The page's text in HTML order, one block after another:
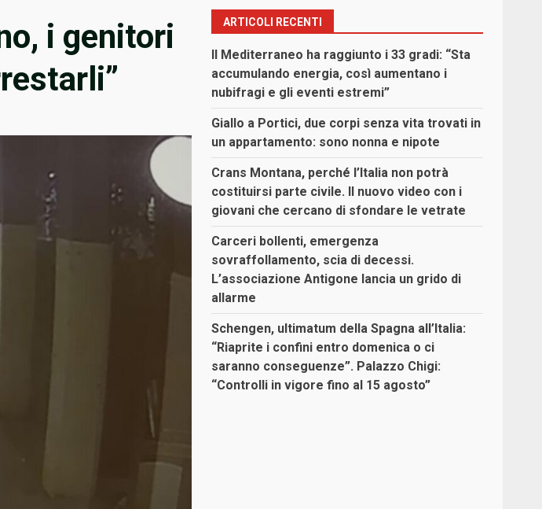
i genitori
ARTICOLI RECENTI
Il Mediterraneo ha raggiunto i 33 gradi: “Sta
accumulando energia, così aumentano i
nubifragi e gli eventi estremi”
Giallo a Portici, due corpi senza vita trovati in
un appartamento: sono nonna e nipote
Crans Montana, perché l’Italia non potrà
costituirsi parte civile. Il nuovo video con i
giovani che cercano di sfondare le vetrate
Carceri bollenti, emergenza
sovraffollamento, scia di decessi.
L’associazione Antigone lancia un grido di
allarme
Schengen, ultimatum della Spagna all’Italia:
“Riaprite i confini entro domenica o ci
saranno conseguenze”. Palazzo Chigi:
“Controlli in vigore fino al 15 agosto”